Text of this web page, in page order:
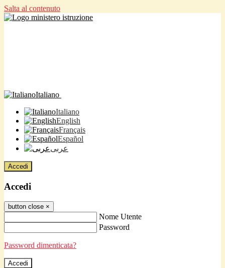
Salta al contenuto
Italiano
Italiano
English
Français
Español
عربى
Accedi
Accedi
button close ×
Nome Utente
Password
Password dimenticata?